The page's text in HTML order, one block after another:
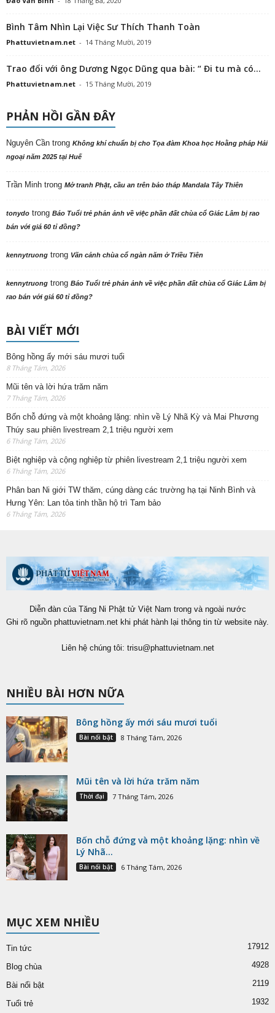
Bình Tâm Nhìn Lại Việc Sư Thích Thanh Toàn
Phattuvietnam.net - 14 Tháng Mười, 2019
Trao đổi với ông Dương Ngọc Dũng qua bài: “ Đi tu mà có...
Phattuvietnam.net - 15 Tháng Mười, 2019
PHẢN HỒI GẦN ĐÂY
Nguyên Cần trong Không khí chuẩn bị cho Tọa đàm Khoa học Hoằng pháp Hải
ngoại năm 2025 tại Huế
Trần Minh trong Mở tranh Phật, cầu an trên bảo tháp Mandala Tây Thiên
tonydo trong Báo Tuổi trẻ phản ảnh về việc phần đất chùa cổ Giác Lâm bị rao
bán với giá 60 tỉ đồng?
kennytruong trong Vãn cảnh chùa cổ ngàn năm ở Triều Tiên
kennytruong trong Báo Tuổi trẻ phản ảnh về việc phần đất chùa cổ Giác Lâm bị
rao bán với giá 60 tỉ đồng?
BÀI VIẾT MỚI
Bông hồng ấy mới sáu mươi tuổi
8 Tháng Tám, 2026
Mũi tên và lời hứa trăm năm
7 Tháng Tám, 2026
Bốn chỗ đứng và một khoảng lặng: nhìn về Lý Nhã Kỳ và Mai Phương
Thúy sau phiên livestream 2,1 triệu người xem
6 Tháng Tám, 2026
Biệt nghiệp và cộng nghiệp từ phiên livestream 2,1 triệu người xem
6 Tháng Tám, 2026
Phân ban Ni giới TW thăm, cúng dàng các trường hạ tại Ninh Bình và
Hưng Yên: Lan tỏa tinh thần hộ trì Tam bảo
6 Tháng Tám, 2026
Diễn đàn của Tăng Ni Phật tử Việt Nam trong và ngoài nước
Ghi rõ nguồn phattuvietnam.net khi phát hành lại thông tin từ website này.
Liên hệ chúng tôi: trisu@phattuvietnam.net
NHIỀU BÀI HƠN NỮA
Bông hồng ấy mới sáu mươi tuổi
Bài nổi bật 8 Tháng Tám, 2026
Mũi tên và lời hứa trăm năm
Thời đại 7 Tháng Tám, 2026
Bốn chỗ đứng và một khoảng lặng: nhìn về
Lý Nhã...
Bài nổi bật 6 Tháng Tám, 2026
MỤC XEM NHIỀU
Tin tức 17912
Blog chùa 4928
Bài nổi bật 2119
Tuổi trẻ 1932